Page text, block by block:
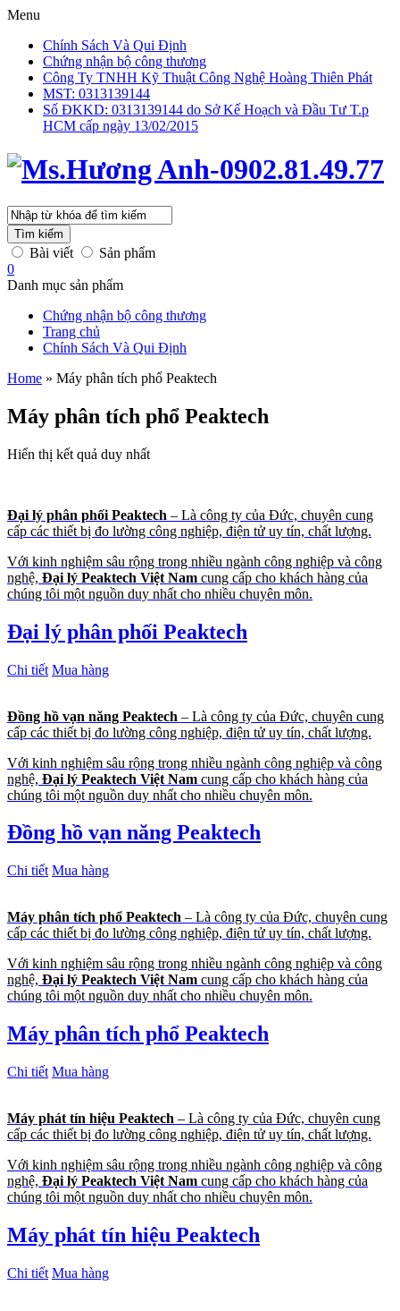
Menu
Chính Sách Và Qui Định
Chứng nhận bộ công thương
Công Ty TNHH Kỹ Thuật Công Nghệ Hoàng Thiên Phát
MST: 0313139144
Số ĐKKD: 0313139144 do Sở Kế Hoạch và Đầu Tư T.p
HCM cấp ngày 13/02/2015
Tìm kiếm
Bài viết
Sản phẩm
0
Danh mục sản phẩm
Chứng nhận bộ công thương
Trang chủ
Chính Sách Và Qui Định
Home » Máy phân tích phổ Peaktech
Máy phân tích phổ Peaktech
Hiển thị kết quả duy nhất
Đại lý phân phối Peaktech – Là công ty của Đức, chuyên cung
cấp các thiết bị đo lường công nghiệp, điện tử uy tín, chất lượng.
Với kinh nghiệm sâu rộng trong nhiều ngành công nghiệp và công
nghệ, Đại lý Peaktech Việt Nam cung cấp cho khách hàng của
chúng tôi một nguồn duy nhất cho nhiều chuyên môn.
Đại lý phân phối Peaktech
Chi tiết Mua hàng
Đồng hồ vạn năng Peaktech – Là công ty của Đức, chuyên cung
cấp các thiết bị đo lường công nghiệp, điện tử uy tín, chất lượng.
Với kinh nghiệm sâu rộng trong nhiều ngành công nghiệp và công
nghệ, Đại lý Peaktech Việt Nam cung cấp cho khách hàng của
chúng tôi một nguồn duy nhất cho nhiều chuyên môn.
Đồng hồ vạn năng Peaktech
Chi tiết Mua hàng
Máy phân tích phổ Peaktech – Là công ty của Đức, chuyên cung
cấp các thiết bị đo lường công nghiệp, điện tử uy tín, chất lượng.
Với kinh nghiệm sâu rộng trong nhiều ngành công nghiệp và công
nghệ, Đại lý Peaktech Việt Nam cung cấp cho khách hàng của
chúng tôi một nguồn duy nhất cho nhiều chuyên môn.
Máy phân tích phổ Peaktech
Chi tiết Mua hàng
Máy phát tín hiệu Peaktech – Là công ty của Đức, chuyên cung
cấp các thiết bị đo lường công nghiệp, điện tử uy tín, chất lượng.
Với kinh nghiệm sâu rộng trong nhiều ngành công nghiệp và công
nghệ, Đại lý Peaktech Việt Nam cung cấp cho khách hàng của
chúng tôi một nguồn duy nhất cho nhiều chuyên môn.
Máy phát tín hiệu Peaktech
Chi tiết Mua hàng